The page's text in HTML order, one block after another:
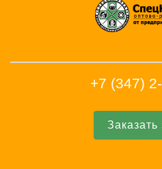
+7 (347)
Заказать